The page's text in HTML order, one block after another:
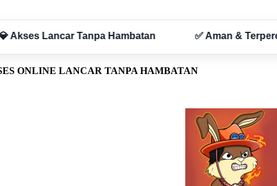
ONLINE LANCAR TANPA HAMBATAN